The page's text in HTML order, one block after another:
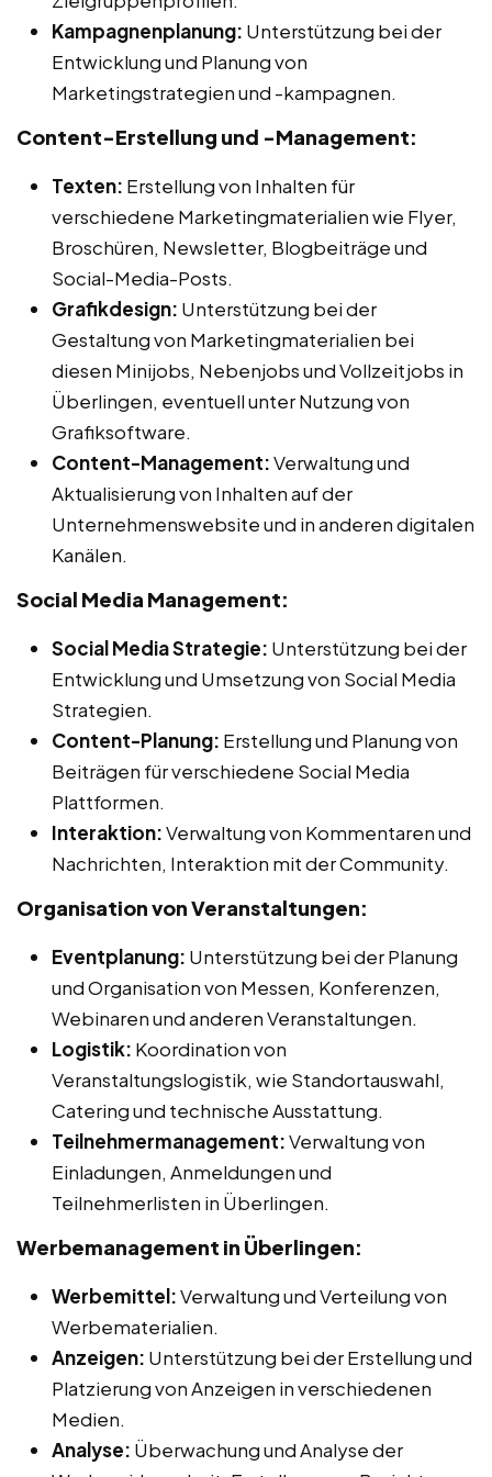
Kampagnenplanung: Unterstützung bei der
Entwicklung und Planung von
Marketingstrategien und -kampagnen.
Content-Erstellung und -Management:
Texten: Erstellung von Inhalten für
verschiedene Marketingmaterialien wie Flyer,
Broschüren, Newsletter, Blogbeiträge und
Social-Media-Posts.
Grafikdesign: Unterstützung bei der
Gestaltung von Marketingmaterialien bei
diesen Minijobs, Nebenjobs und Vollzeitjobs in
Überlingen, eventuell unter Nutzung von
Grafiksoftware.
Content-Management:Verwaltung und
Aktualisierung von Inhalten auf der
Unternehmenswebsite und in anderen digitalen
Kanälen.
Social Media Management:
Social Media Strategie: Unterstützung bei der
Entwicklung und Umsetzung von Social Media
Strategien.
Content-Planung: Erstellung und Planung von
Beiträgen für verschiedene Social Media
Plattformen.
Interaktion:Verwaltung von Kommentaren und
Nachrichten, Interaktion mit der Community.
Organisation von Veranstaltungen:
Eventplanung: Unterstützung bei der Planung
und Organisation von Messen, Konferenzen,
Webinaren und anderen Veranstaltungen.
Logistik: Koordination von
Veranstaltungslogistik, wie Standortauswahl,
Catering und technische Ausstattung.
Teilnehmermanagement:Verwaltung von
Einladungen, Anmeldungen und
Teilnehmerlisten in Überlingen.
Werbemanagement in Überlingen:
Werbemittel:Verwaltung und Verteilung von
Werbematerialien.
Anzeigen: Unterstützung bei der Erstellung und
Platzierung von Anzeigen in verschiedenen
Medien.
Analyse: Überwachung und Analyse der